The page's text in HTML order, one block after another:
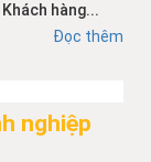
hàng...
Đọc thêm
nghiệp